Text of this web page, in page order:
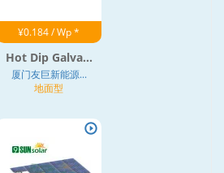
¥0.184 / Wp *
Hot Dip Galva...
厦门友巨新能源...
地面型